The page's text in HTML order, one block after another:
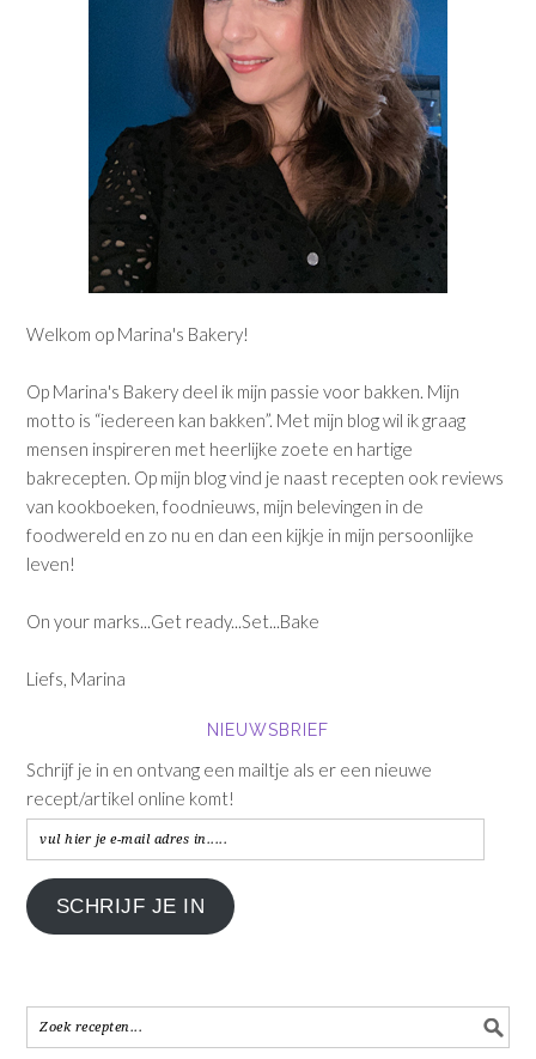
Welkom op Marina's Bakery!
Op Marina's Bakery deel ik mijn passie voor bakken. Mijn
motto is “iedereen kan bakken”. Met mijn blog wil ik graag
mensen inspireren met heerlijke zoete en hartige
bakrecepten. Op mijn blog vind je naast recepten ook reviews
van kookboeken, foodnieuws, mijn belevingen in de
foodwereld en zo nu en dan een kijkje in mijn persoonlijke
leven!
On your marks...Get ready...Set...Bake
Liefs, Marina
NIEUWSBRIEF
Schrijf je in en ontvang een mailtje als er een nieuwe
recept/artikel online komt!
vul
hier
je
e-
in.....
SCHRIJF JE IN